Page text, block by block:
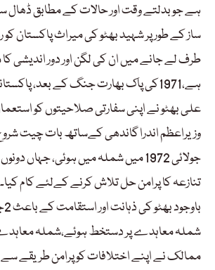
ہے جو بدلتے وقت اور حالات کے مطابق ڈھال
ساز کے طور پر شہید بھٹو کی میراث پاکستان
طرف لے جانے میں ان کی لگن اور دور اندیشی کا
ہے،1971کی پاک بھارت جنگ کے بعد،
علی بھٹو نے اپنی سفارتی صلاحیتوں کو
وزیراعظم اندرا گاندھی کےساتھ بات چیت
جولائی 1972 میں شملہ میں ہوئی، جہاں
تنازعہ کا پرامن حل تلاش کرنے کےلئے کام
شملہ معاہدے پر دستخط ہوئے،شملہ
ممالک نے اپنے اختلافات کو پرامن طریقے